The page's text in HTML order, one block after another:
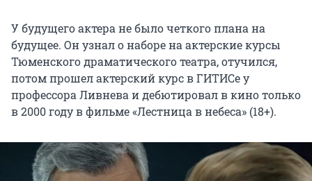
У будущего актера не было четкого плана на
будущее. Он узнал о наборе на актерские курсы
Тюменского драматического театра, отучился,
потом прошел актерский курс в ГИТИСе у
профессора Ливнева и дебютировал в кино только
в 2000 году в фильме «Лестница в небеса» (18+).